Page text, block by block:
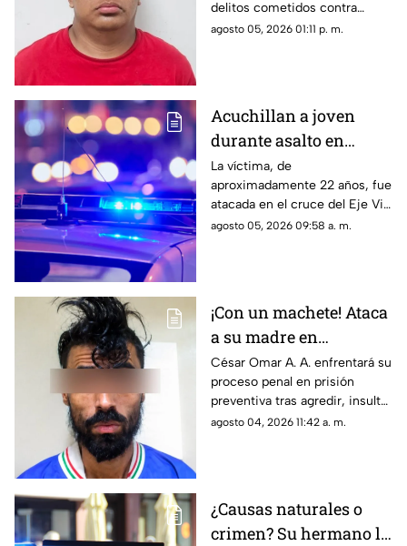
asesinan a uno en
Riberas del Bravo
delitos cometidos contra
cuatro personas en diciembre
agosto 05, 2026 01:11 p. m.
Acuchillan a joven
durante asalto en
estación de transporte
público en Eje Vial
La víctima, de
aproximadamente 22 años, fue
atacada en el cruce del Eje Vial
Juan Gabriel y calzada
agosto 05, 2026 09:58 a. m.
¡Con un machete! Ataca
a su madre en
Chihuahua; la amenazó
por no despertarlo para
ir a trabajar
César Omar A. A. enfrentará su
proceso penal en prisión
preventiva tras agredir, insultar
y amenazar de muerte a su
agosto 04, 2026 11:42 a. m.
¿Causas naturales o
crimen? Su hermano la